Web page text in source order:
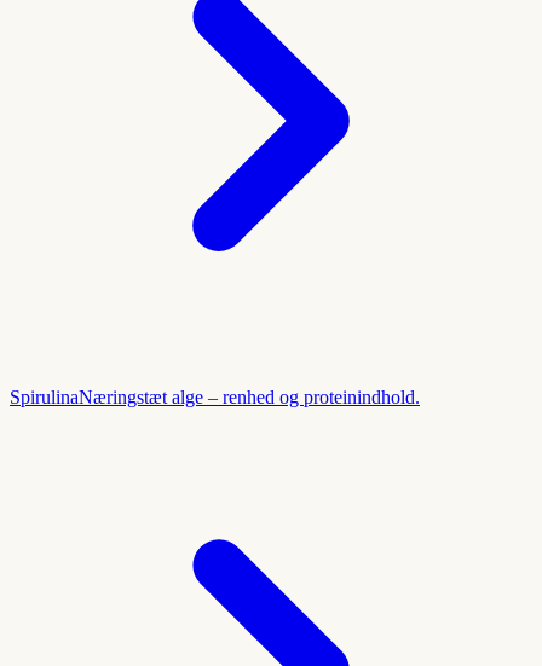
SpirulinaNæringstæt alge – renhed og proteinindhold.